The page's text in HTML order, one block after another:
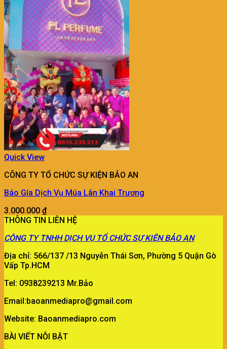
Quick View
CÔNG TY TỔ CHỨC SỰ KIỆN BẢO AN
Báo Gía Dịch Vụ Múa Lân Khai Trương
3.000.000 ₫
THÔNG TIN LIÊN HỆ
CÔNG TY TNHH DỊCH VỤ TỔ CHỨC SỰ KIỆN BẢO AN
Địa chỉ: 566/137 /13 Nguyễn Thái Sơn, Phường 5 Quận Gò
Vấp Tp.HCM
Tel: 0938239213 Mr.Bảo
Email:baoanmediapro@gmail.com
Website: Baoanmediapro.com
BÀI VIẾT NỖI BẬT